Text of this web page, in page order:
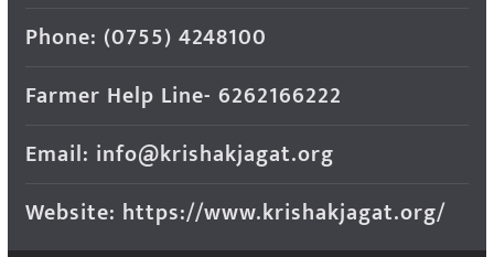
Phone: (0755) 4248100
Farmer Help Line- 6262166222
Email: info@krishakjagat.org
Website: https://www.krishakjagat.org/